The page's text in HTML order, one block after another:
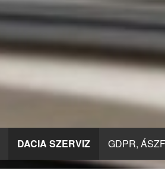
DACIA SZERVIZ GDPR, ÁSZF